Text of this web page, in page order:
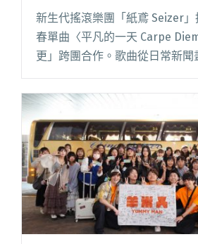
樂團首支MV
新生代搖滾樂團「紙鳶 Seizer」
春單曲〈平凡的一天 Carpe
更」跨團合作。歌曲從日常新聞
音樂反思「平凡」的真正意義。
作靈感：「有一天突然意識到
在局閱讀全文 "「順應無常，珍
知更合作〈平凡的一天 Carpe
首支MV"